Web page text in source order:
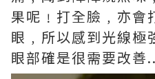
果呢﹗打全臉﹐亦會
眼﹐所以感到光線極
眼部確是很需要改善